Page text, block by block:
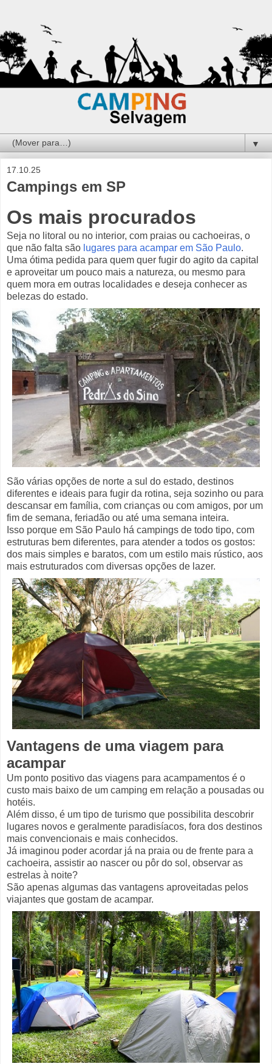
▼
17.10.25
Campings em SP
Os mais procurados
Seja no litoral ou no interior, com praias ou cachoeiras, o
que não falta são lugares para acampar em São Paulo.
Uma ótima pedida para quem quer fugir do agito da capital
e aproveitar um pouco mais a natureza, ou mesmo para
quem mora em outras localidades e deseja conhecer as
belezas do estado.
São várias opções de norte a sul do estado, destinos
diferentes e ideais para fugir da rotina, seja sozinho ou para
descansar em família, com crianças ou com amigos, por um
fim de semana, feriadão ou até uma semana inteira.
Isso porque em São Paulo há campings de todo tipo, com
estruturas bem diferentes, para atender a todos os gostos:
dos mais simples e baratos, com um estilo mais rústico, aos
mais estruturados com diversas opções de lazer.
Vantagens de uma viagem para
acampar
Um ponto positivo das viagens para acampamentos é o
custo mais baixo de um camping em relação a pousadas ou
hotéis.
Além disso, é um tipo de turismo que possibilita descobrir
lugares novos e geralmente paradisíacos, fora dos destinos
mais convencionais e mais conhecidos.
Já imaginou poder acordar já na praia ou de frente para a
cachoeira, assistir ao nascer ou pôr do sol, observar as
estrelas à noite?
São apenas algumas das vantagens aproveitadas pelos
viajantes que gostam de acampar.